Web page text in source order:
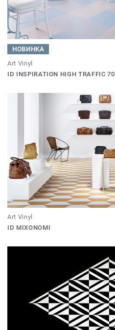
НОВИНКА
Art Vinyl
ID INSPIRATION HIGH TRAFFIC 70
Art Vinyl
ID MIXONOMI